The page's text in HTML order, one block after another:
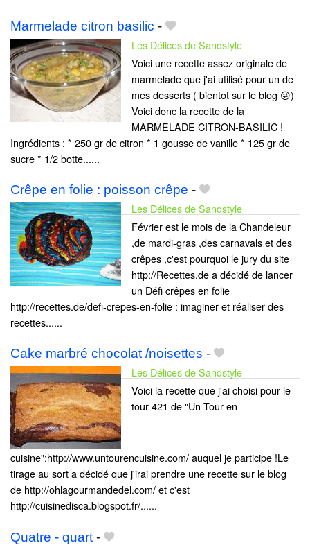
Marmelade citron basilic -
Les Délices de Sandstyle
Voici une recette assez originale de
marmelade que j'ai utilisé pour un de
mes desserts ( bientot sur le blog 😜)
Voici donc la recette de la
MARMELADE CITRON-BASILIC !
Ingrédients : * 250 gr de citron * 1 gousse de vanille * 125 gr de
sucre * 1/2 botte......
Crêpe en folie : poisson crêpe -
Les Délices de Sandstyle
Février est le mois de la Chandeleur
,de mardi-gras ,des carnavals et des
crêpes ,c'est pourquoi le jury du site
http://Recettes.de a décidé de lancer
un Défi crêpes en folie
http://recettes.de/defi-crepes-en-folie : imaginer et réaliser des
recettes......
Cake marbré chocolat /noisettes -
Les Délices de Sandstyle
Voici la recette que j'ai choisi pour le
tour 421 de "Un Tour en
cuisine":http://www.untourencuisine.com/ auquel je participe !Le
tirage au sort a décidé que j'irai prendre une recette sur le blog
de http://ohlagourmandedel.com/ et c'est
http://cuisinedisca.blogspot.fr/......
Quatre - quart -